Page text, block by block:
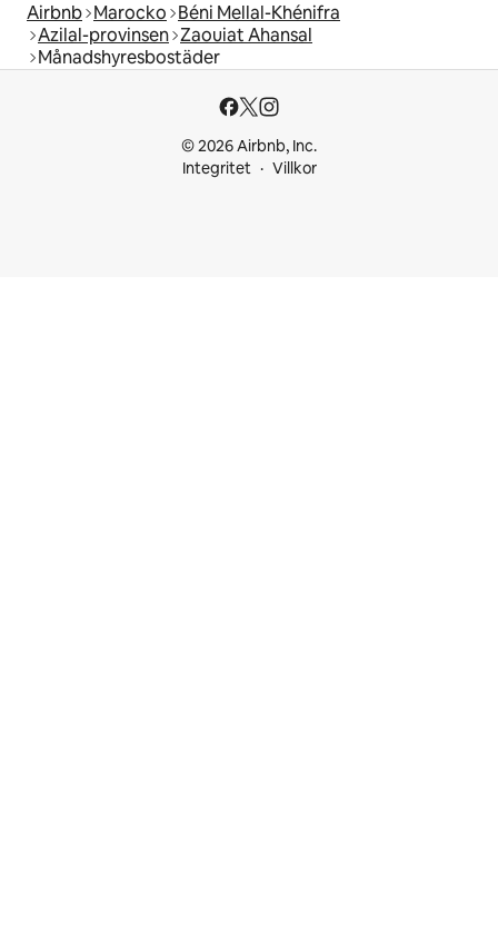
Airbnb Marocko Béni Mellal-Khénifra
Azilal-provinsen Zaouiat Ahansal
Månadshyresbostäder
© 2026 Airbnb, Inc.
Integritet
Villkor